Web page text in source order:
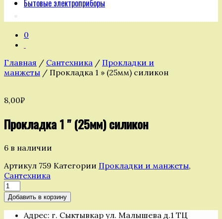
Бытовые электроприборы
0
Главная / Сантехника / Прокладки и
манжеты / Прокладка 1 » (25мм) силикон
8,00₽
Прокладка 1 " (25мм) силикон
6 в наличии
Артикул 759 Категории Прокладки и манжеты,
Сантехника
Количество
товара
Прокладка
Добавить в корзину
Адрес: г. Сыктывкар ул. Малышева д.1 ТЦ